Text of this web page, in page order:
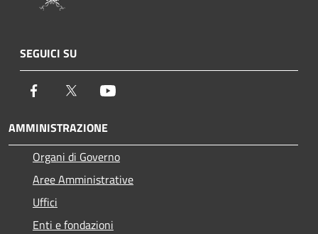
SEGUICI SU
Facebook Twitter
AMMINISTRAZIONE
Organi di Governo
Aree Amministrative
Uffici
Enti e fondazioni